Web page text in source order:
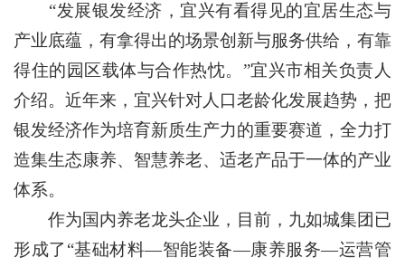
“发展银发经济，宜兴有看得见的宜居生态与
产业底蕴，有拿得出的场景创新与服务供给，有靠
得住的园区载体与合作热忱。”宜兴市相关负责人
介绍。近年来，宜兴针对人口老龄化发展趋势，把
银发经济作为培育新质生产力的重要赛道，全力打
造集生态康养、智慧养老、适老产品于一体的产业
体系。
作为国内养老龙头企业，目前，九如城集团已
形成了“基础材料—智能装备—康养服务—运营管